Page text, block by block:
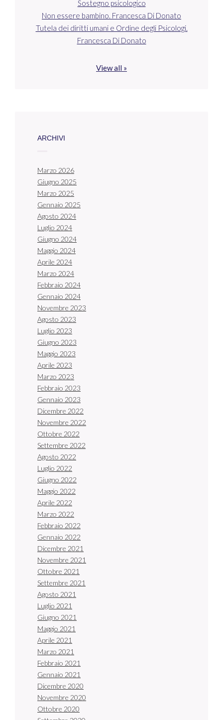
Sostegno psicologico
Non essere bambino. Francesca Di Donato
Tutela dei diritti umani e Ordine degli Psicologi.
Francesca Di Donato
View all »
ARCHIVI
Marzo 2026
Giugno 2025
Marzo 2025
Gennaio 2025
Agosto 2024
Luglio 2024
Giugno 2024
Maggio 2024
Aprile 2024
Marzo 2024
Febbraio 2024
Gennaio 2024
Novembre 2023
Agosto 2023
Luglio 2023
Giugno 2023
Maggio 2023
Aprile 2023
Marzo 2023
Febbraio 2023
Gennaio 2023
Dicembre 2022
Novembre 2022
Ottobre 2022
Settembre 2022
Agosto 2022
Luglio 2022
Giugno 2022
Maggio 2022
Aprile 2022
Marzo 2022
Febbraio 2022
Gennaio 2022
Dicembre 2021
Novembre 2021
Ottobre 2021
Settembre 2021
Agosto 2021
Luglio 2021
Giugno 2021
Maggio 2021
Aprile 2021
Marzo 2021
Febbraio 2021
Gennaio 2021
Dicembre 2020
Novembre 2020
Ottobre 2020